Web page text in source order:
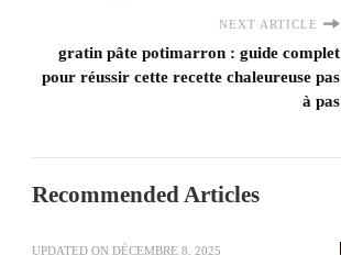
NEXT ARTICLE
gratin pâte potimarron : guide complet
pour réussir cette recette chaleureuse pas
à pas
Recommended Articles
UPDATED ON DÉCEMBRE 8, 2025